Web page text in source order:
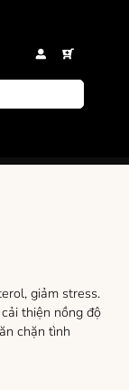
giảm stress.
thiện nồng độ
chặn tình